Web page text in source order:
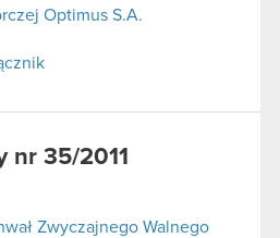
Optimus S.A.
nr 35/2011
Zwyczajnego Walnego